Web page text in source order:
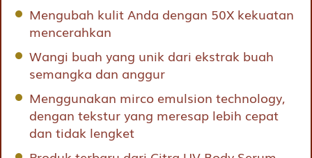
Mengubah kulit Anda dengan 50X kekuatan
mencerahkan
Wangi buah yang unik dari ekstrak buah
semangka dan anggur
Menggunakan mirco emulsion technology,
dengan tekstur yang meresap lebih cepat
dan tidak lengket